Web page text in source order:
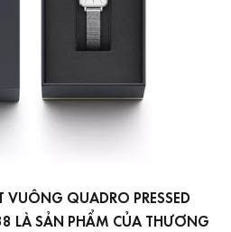
QUADRO PRESSED
LÀ SẢN PHẨM CỦA THƯƠNG